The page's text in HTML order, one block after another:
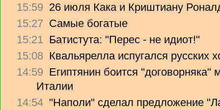
15:59 26 июля Кака и Криштиану
15:27 Самые богатые
15:21 Батистута: "Перес - не идиот!"
15:08 Квальярелла испугался русских
14:59 Египтянин боится
Италии
14:54 "Наполи" сделал предложение